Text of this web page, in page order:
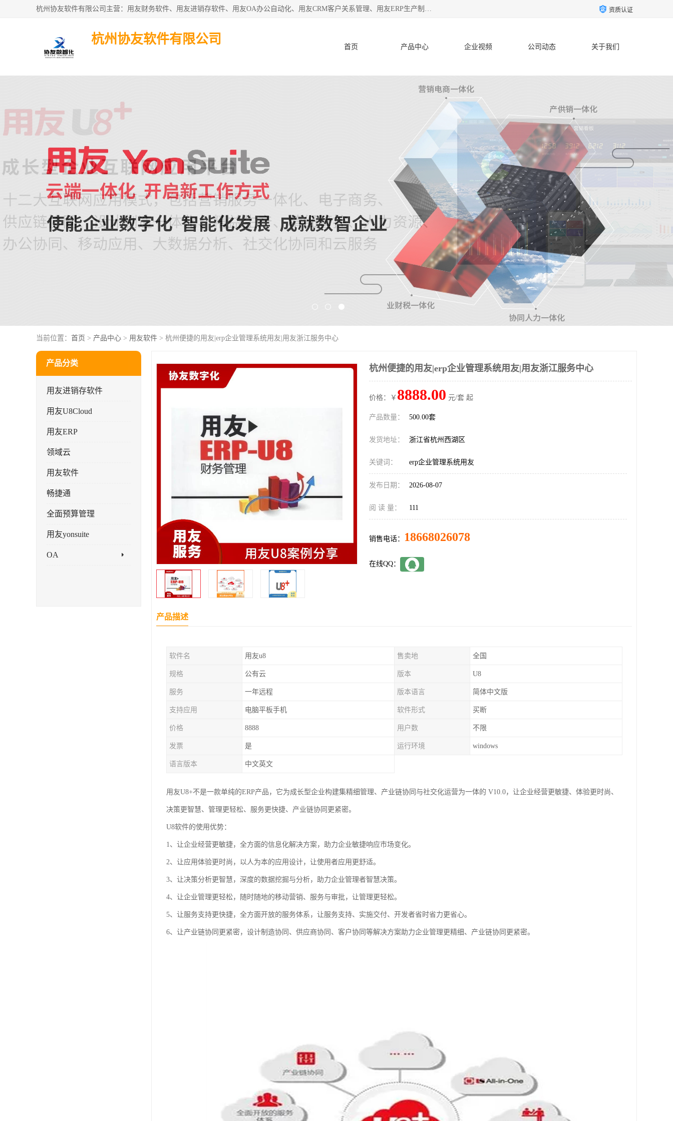
杭州协友软件有限公司主营：用友财务软件、用友进销存软件、用友OA办公自动化、用友CRM客户关系管理、用友ERP生产制造管理等;是一家用友管理软件咨询服务商。自创立至今，一直致力于为客户提供顾问式ERP管理解决方案务，为企业提供了财务管理、供应链和物流管理、生产制造管理、管理、知识与协同管理、客户关系管理等信息化建设领域的应用。 资质认证
杭州协友软件有限公司
首页 产品中心 企业视频 公司动态 关于我们
当前位置： 首页 > 产品中心 > 用友软件 > 杭州便捷的用友|erp企业管理系统用友|用友浙江服务中心
产品分类
用友进销存软件
用友U8Cloud
用友ERP
领域云
用友软件
畅捷通
全面预算管理
用友yonsuite
OA
杭州便捷的用友|erp企业管理系统用友|用友浙江服务中心
价格：￥ 8888.00 元/套 起
产品数量： 500.00套
发货地址： 浙江省杭州西湖区
关键词： erp企业管理系统用友
发布日期： 2026-08-07
阅 读 量： 111
销售电话： 18668026078
在线QQ：
产品描述
软件名 用友u8 售卖地 全国
规格 公有云 版本 U8
服务 一年远程 版本语言 简体中文版
支持应用 电脑平板手机 软件形式 买断
价格 8888 用户数 不限
发票 是 运行环境 windows
语言版本 中文英文
用友U8+不是一款单纯的ERP产品，它为成长型企业构建集精细管理、产业链协同与社交化运营为一体的 V10.0，让企业经营更敏捷、体验更时尚、
决策更智慧、管理更轻松、服务更快捷、产业链协同更紧密。
U8软件的使用优势：
1、让企业经营更敏捷，全方面的信息化解决方案，助力企业敏捷响应市场变化。
2、让应用体验更时尚，以人为本的应用设计，让使用者应用更舒适。
3、让决策分析更智慧，深度的数据挖掘与分析，助力企业管理者智慧决策。
4、让企业管理更轻松，随时随地的移动营销、服务与审批，让管理更轻松。
5、让服务支持更快捷，全方面开放的服务体系，让服务支持、实施交付、开发者省时省力更省心。
6、让产业链协同更紧密，设计制造协同、供应商协同、客户协同等解决方案助力企业管理更精细、产业链协同更紧密。